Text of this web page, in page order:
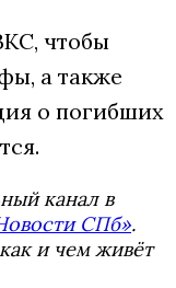
чтобы
а также
о погибших
канал в
СПб».
и чем живёт